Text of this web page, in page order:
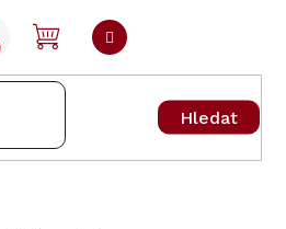
Hledat
NÁKUPNÍ
KOŠÍK